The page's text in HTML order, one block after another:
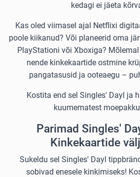
kedagi ei jäeta
Kas oled viimasel ajal Netflixi
poole kiikanud? Või planeerid oma
PlayStationi või Xboxiga?
nende kinkekaartide ostmine
pangatasusid ja ooteaegu –
Kostita end sel Singles' Dayl ja
kuumematest
Parimad Singles'
Kinkekaartide
Sukeldu sel Singles' Dayl
sobivad enesele kinkimiseks!